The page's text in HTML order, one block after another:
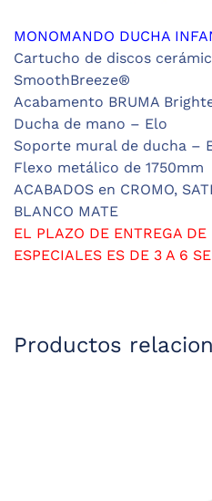
MONOMANDO DUCHA
Cartucho de discos
SmoothBreeze®
Acabamento BRUMA
Ducha de mano – Elo
Soporte mural de ducha –
Flexo metálico de 1750mm
ACABADOS en CROMO,
BLANCO MATE
EL PLAZO DE ENTREGA DE
ESPECIALES ES DE 3 A 6
Productos